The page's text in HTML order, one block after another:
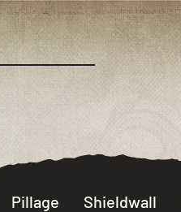
Pillage Shieldwall